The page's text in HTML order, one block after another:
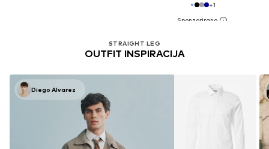
+1
STRAIGHT LEG
OUTFIT INSPIRACIJA
Diego Alvarez